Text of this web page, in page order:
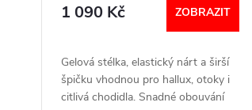
1 090 Kč ZOBRAZIT
Gelová stélka, elastický nárt a širší
špičku vhodnou pro hallux, otoky i
citlivá chodidla. Snadné obouvání